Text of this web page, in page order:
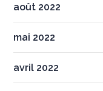
août 2022
mai 2022
avril 2022